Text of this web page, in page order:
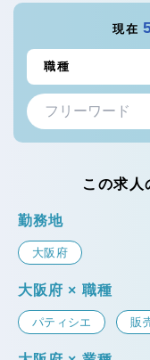
現在
この求人
勤務地
大阪府
大阪府 × 職種
パティシエ 販